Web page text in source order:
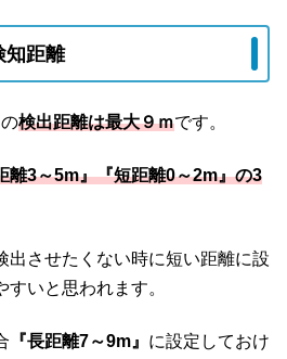
知距離
検出距離は最大９ｍです。
離3～5m』『短距離0～2m』の3
出させたくない時に短い距離に設
いと思われます。
『長距離7～9m』 に設定しておけ